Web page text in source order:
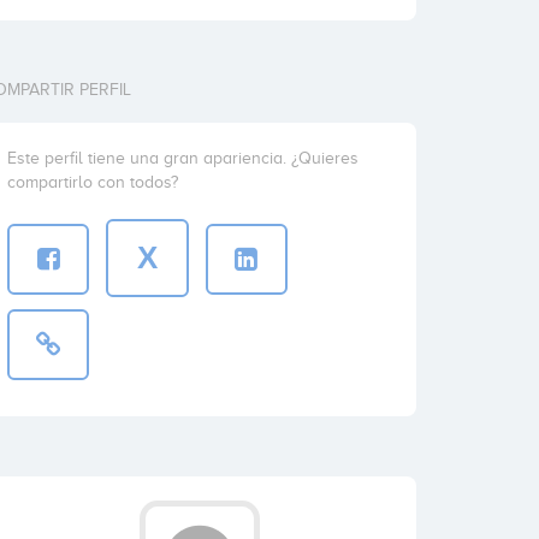
PERFIL
Este perfil tiene una gran apariencia. ¿Quieres
compartirlo con todos?
X